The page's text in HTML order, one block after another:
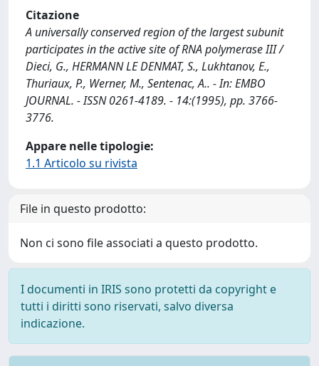
Citazione
A universally conserved region of the largest subunit
participates in the active site of RNA polymerase III /
Dieci, G., HERMANN LE DENMAT, S., Lukhtanov, E.,
Thuriaux, P., Werner, M., Sentenac, A.. - In: EMBO
JOURNAL. - ISSN 0261-4189. - 14:(1995), pp. 3766-
3776.
Appare nelle tipologie:
1.1 Articolo su rivista
File in questo prodotto:
Non ci sono file associati a questo prodotto.
I documenti in IRIS sono protetti da copyright e
tutti i diritti sono riservati, salvo diversa
indicazione.